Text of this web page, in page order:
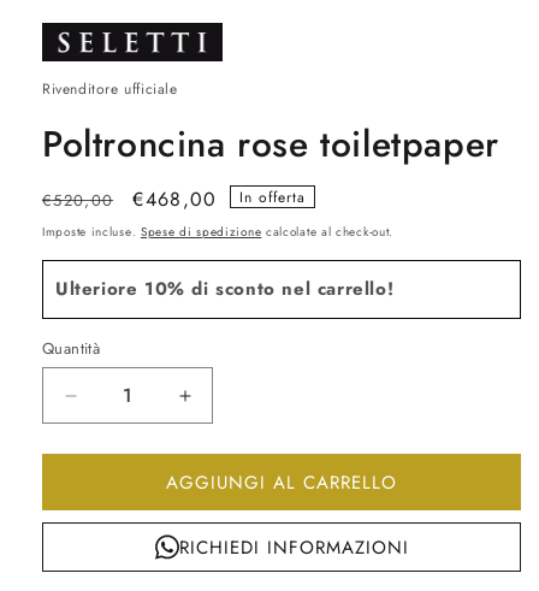
1
finestra
Rivenditore ufficiale
Poltroncina rose toiletpaper
Prezzo
di
listino
€520,00
Prezzo
scontato
€468,00 In offerta
Imposte incluse. Spese di spedizione calcolate al check-out.
Ulteriore 10% di sconto nel carrello!
Quantità
Diminuisci
quantità
per
Poltroncina
rose
toiletpaper
Aumenta
quantità
per
Poltroncina
rose
AGGIUNGI AL CARRELLO
RICHIEDI INFORMAZIONI